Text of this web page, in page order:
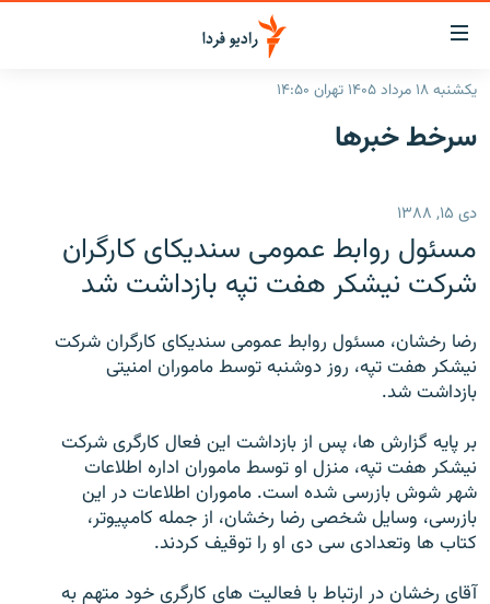
لینک‌های
قابلیت
دسترسی
بازگشت
اصلی
رفتن
صفحه
ایران
انتخاب کنید و بشنوید
فرکانس‌ها
پادکست
گزارش‌های تصویری
گزارش‌های ویدئویی
زنان فردا
English
به ما بپیوندید
یکشنبه ۱۸ مرداد ۱۴۰۵ تهران ۱۴:۵۰
سرخط‌ خبرها
دی ۱۵, ۱۳۸۸
مسئول روابط عمومی سنديکای کارگران
شرکت نيشکر هفت تپه بازداشت شد
رضا رخشان، مسئول روابط عمومی سنديکای کارگران شرکت
نيشکر هفت تپه، روز دوشنبه توسط ماموران امنيتی
بازداشت شد.
بر پايه گزارش ها، پس از بازداشت اين فعال کارگری شرکت
نيشکر هفت تپه، منزل او توسط ماموران اداره اطلاعات
شهر شوش بازرسی شده است. ماموران اطلاعات در اين
بازرسی، وسايل شخصی رضا رخشان، از جمله کامپيوتر،
کتاب ها وتعدادی سی دی او را توقيف کردند.
آقای رخشان در ارتباط با فعاليت های کارگری خود متهم به